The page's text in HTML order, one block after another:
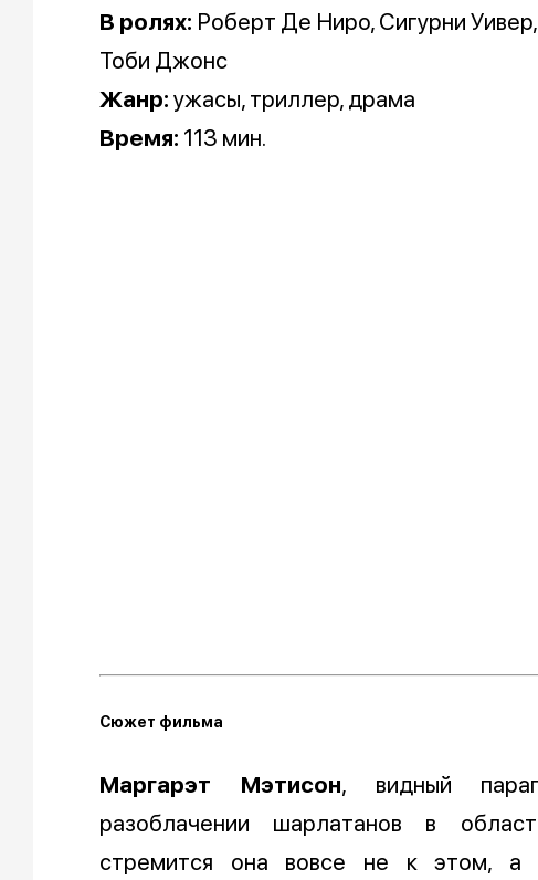
В ролях: Роберт Де Ниро, Сигурни
Тоби Джонс
Жанр: ужасы, триллер, драма
Время: 113 мин.
Сюжет фильма
Маргарэт Мэтисон, видный
разоблачении шарлатанов в
стремится она вовсе не к этом, а